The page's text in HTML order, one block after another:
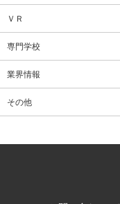
ＶＲ
専門学校
業界情報
その他